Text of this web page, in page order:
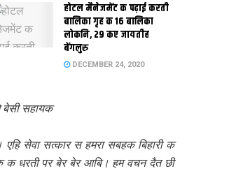
होटल मैनेजमेंट क पढ़ाई करती
बालिका गृह क 16 बालिका
लोकनि, 29 कए जायतीह
बेंगलुरु
DECEMBER 24, 2020
बेसी सहायक
सेवा सत्कार स हमरा सबहक बिहारी क
धरती पर बेर बेर आबि। हम वचन दैत छी